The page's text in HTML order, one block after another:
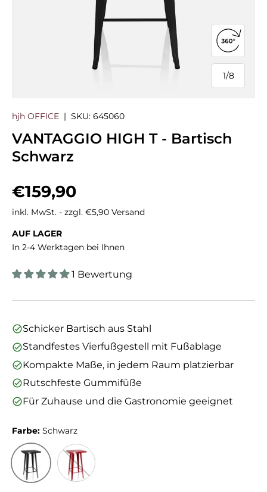
1/
von
8
360°-
hjh OFFICE | SKU: 645060
VANTAGGIO HIGH T - Bartisch
Schwarz
Normaler Preis
€159,90
inkl. MwSt. - zzgl. €5,90 Versand
AUF LAGER
In 2-4 Werktagen bei Ihnen
1 Bewertung
Schicker Bartisch aus Stahl
Standfestes Vierfußgestell mit Fußablage
Kompakte Maße, in jedem Raum platzierbar
Rutschfeste Gummifüße
Für Zuhause und die Gastronomie geeignet
Farbe: Schwarz